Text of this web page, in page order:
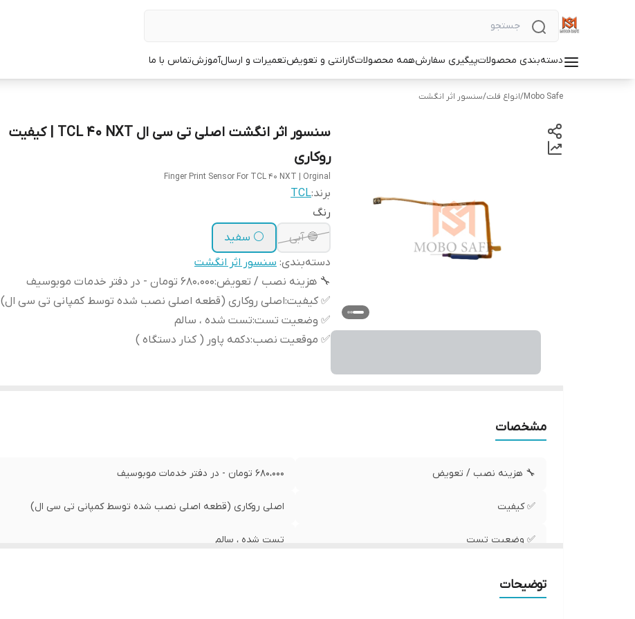
دسته‌بندی محصولاتپیگیری سفارشهمه محصولاتگارانتی و تعویضتعمیرات و ارسالآموزشتماس با ما
Mobo Safe
/انواع فلت/سنسور اثر انگشت
سنسور اثر انگشت اصلی تی سی ال TCL 40 NXT | کیفیت
روکاری
Finger Print Sensor For TCL 40 NXT | Orginal
برند:TCL
رنگ
🔵 آبی
⚪ سفید
دسته‌بندی: سنسور اثر انگشت
🔧 هزینه نصب / تعویض:680،000 تومان - در دفتر خدمات موبوسیف
✅ کیفیت:اصلی روکاری (قطعه اصلی نصب شده توسط کمپانی تی سی ال)
✅ وضعیت تست:تست شده ، سالم
✅ موقعیت نصب:دکمه پاور ( کنار دستگاه )
مشخصات
🔧 هزینه نصب / تعویض 680،000 تومان - در دفتر خدمات موبوسیف
✅ کیفیت اصلی روکاری (قطعه اصلی نصب شده توسط کمپانی تی سی ال)
✅ وضعیت تست تست شده ، سالم
توضیحات